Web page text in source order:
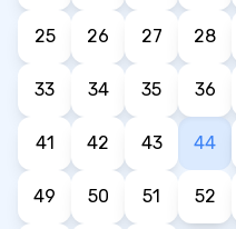
25 26 27 28
33 34 35 36
41 42 43 44
49 50 51 52